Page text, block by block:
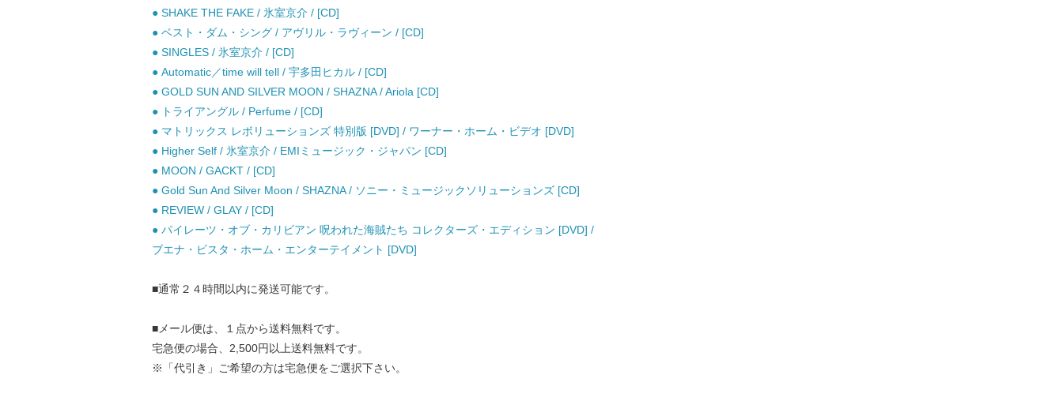
● SHAKE THE FAKE / 氷室京介 / [CD]
● ベスト・ダム・シング / アヴリル・ラヴィーン / [CD]
● SINGLES / 氷室京介 / [CD]
● Automatic／time will tell / 宇多田ヒカル / [CD]
● GOLD SUN AND SILVER MOON / SHAZNA / Ariola [CD]
● トライアングル / Perfume / [CD]
● マトリックス レボリューションズ 特別版 [DVD] / ワーナー・ホーム・ビデオ [DVD]
● Higher Self / 氷室京介 / EMIミュージック・ジャパン [CD]
● MOON / GACKT / [CD]
● Gold Sun And Silver Moon / SHAZNA / ソニー・ミュージックソリューションズ [CD]
● REVIEW / GLAY / [CD]
● パイレーツ・オブ・カリビアン 呪われた海賊たち コレクターズ・エディション [DVD] /
ブエナ・ビスタ・ホーム・エンターテイメント [DVD]
■通常２４時間以内に発送可能です。
■メール便は、１点から送料無料です。
宅急便の場合、2,500円以上送料無料です。
※「代引き」ご希望の方は宅急便をご選択下さい。